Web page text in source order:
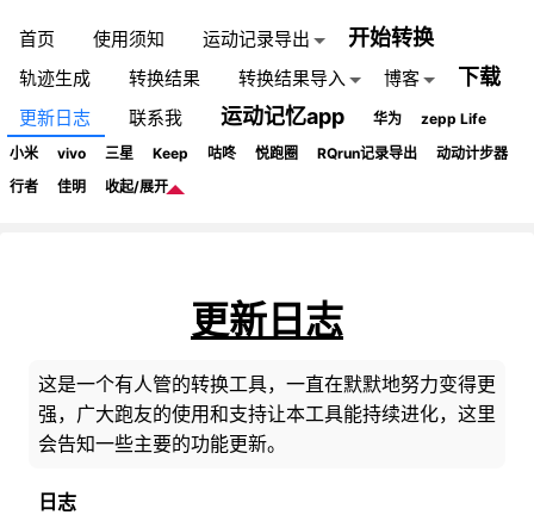
首页 使用须知 运动记录导出 开始转换
轨迹生成 转换结果 转换结果导入 博客 下载
更新日志 联系我 运动记忆app 华为
zepp Life
小米
vivo 三星 Keep 咕咚 悦跑圈 RQrun记录导出
动动计步器
行者
佳明 收起/展开
更新日志
这是一个有人管的转换工具，一直在默默地努力变得更
强，广大跑友的使用和支持让本工具能持续进化，这里
会告知一些主要的功能更新。
日志